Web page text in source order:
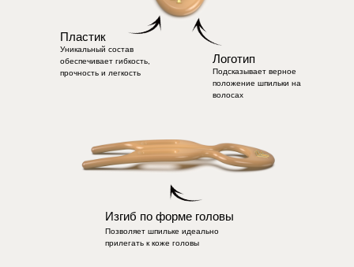
Пластик
Уникальный состав
обеспечивает гибкость,
прочность и легкость
Логотип
Подсказывает верное
положение шпильки на
волосах
Изгиб по форме головы
Позволяет шпильке идеально
прилегать к коже головы